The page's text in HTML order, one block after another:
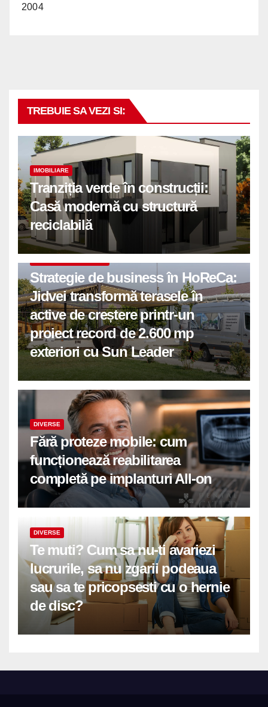
2004
TREBUIE SA VEZI SI:
IMOBILIARE
Tranziția verde în construcții:
Casă modernă cu structură
reciclabilă
Strategie de business în HoReCa:
Jidvei transformă terasele în
active de creștere printr-un
proiect record de 2.600 mp
exteriori cu Sun Leader
DIVERSE
Fără proteze mobile: cum
funcționează reabilitarea
completă pe implanturi All-on
DIVERSE
Te muti? Cum sa nu-ti avariezi
lucrurile, sa nu zgarii podeaua
sau sa te pricopsesti cu o hernie
de disc?